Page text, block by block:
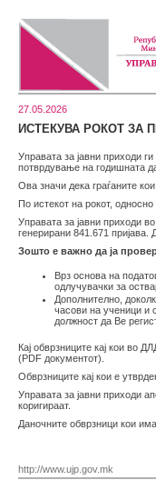
27.05.2026
ИСТЕКУВА РОКОТ ЗА
Управата за јавни приходи
потврдување на годишната
Ова значи дека граѓаните
По истекот на рокот,
Управата за јавни приходи
генерирани 841.671 пријава.
Зошто е важно да ја
Врз основа на
одлучувачки за
Дополнително,
часови на ученици и
должност да Ве
Кај обврзниците кај кои во
(PDF документот).
Обврзниците кај кои е
Управата за јавни приходи
коригираат.
Даночните обврзници кои
http://www.ujp.gov.mk